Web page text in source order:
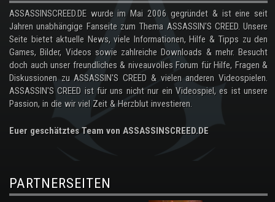
ASSASSINSCREED.DE wurde im Mai 2006 gegründet & ist eine seit
Jahren unabhängige Fanseite zum Thema ASSASSIN'S CREED. Unsere
Seite bietet aktuelle News, viele Informationen, Hilfe & Tipps zu den
Games, Bilder, Videos sowie zahlreiche Downloads & mehr. Besucht
doch auch unser freundliches & niveauvolles Forum für Hilfe, Fragen &
Diskussionen zu ASSASSIN'S CREED & vielen anderen Videospielen.
ASSASSIN'S CREED ist für uns nicht nur ein Videospiel, es ist unsere
Passion, in die wir viel Zeit & Herzblut investieren.
Euer geschätztes Team von ASSASSINSCREED.DE
PARTNERSEITEN